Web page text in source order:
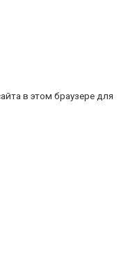
в этом браузере для